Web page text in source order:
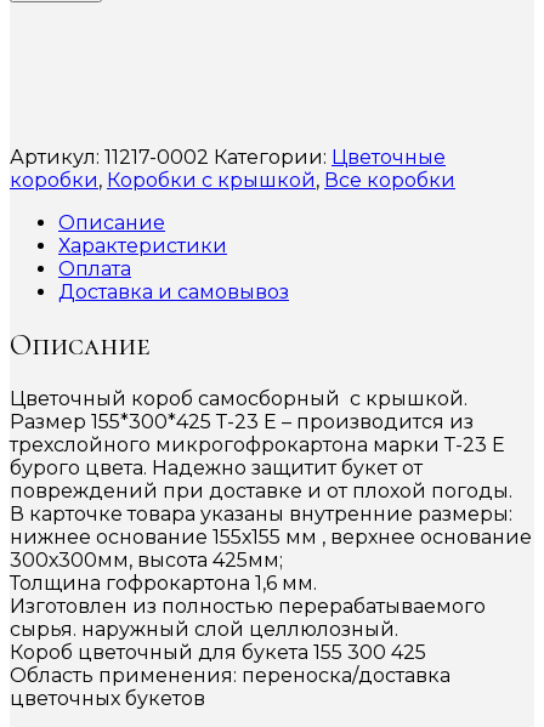
Артикул: 11217-0002 Категории: Цветочные
коробки, Коробки с крышкой, Все коробки
Описание
Характеристики
Оплата
Доставка и самовывоз
Описание
Цветочный короб самосборный с крышкой.
Размер 155*300*425 Т-23 Е – производится из
трехслойного микрогофрокартона марки Т-23 Е
бурого цвета. Надежно защитит букет от
повреждений при доставке и от плохой погоды.
В карточке товара указаны внутренние размеры:
нижнее основание 155х155 мм , верхнее основание
300х300мм, высота 425мм;
Толщина гофрокартона 1,6 мм.
Изготовлен из полностью перерабатываемого
сырья. наружный слой целлюлозный.
Короб цветочный для букета 155 300 425
Область применения: переноска/доставка
цветочных букетов